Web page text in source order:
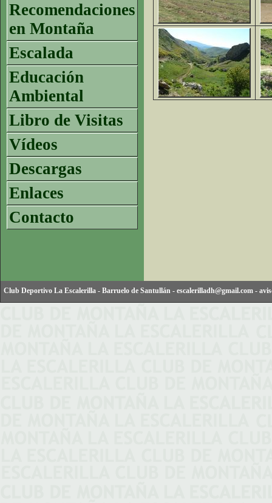
Recomendaciones
en Montaña
Escalada
Educación
Ambiental
Libro de Visitas
Vídeos
Descargas
Enlaces
Contacto
Club Deportivo La Escalerilla - Barruelo de Santullán - escalerilladh@gmail.com -